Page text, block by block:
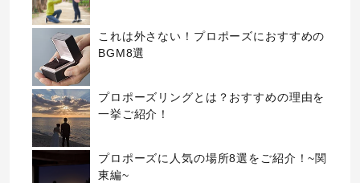
これは外さない！プロポーズにおすすめの
BGM8選
プロポーズリングとは？おすすめの理由を
一挙ご紹介！
プロポーズに人気の場所8選をご紹介！~関
東編~